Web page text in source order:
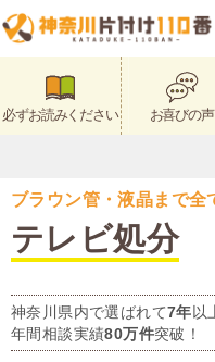
必ずお読みください お喜びの声
ブラウン管・液晶まで全
テレビ処分
神奈川県内で選ばれて7年以
年間相談実績80万件突破！